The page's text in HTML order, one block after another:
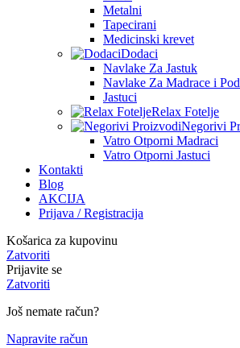
Metalni
Tapecirani
Medicinski krevet
Dodaci
Navlake Za Jastuk
Navlake Za Madrace i
Jastuci
Relax Fotelje
Negorivi
Vatro Otporni Madraci
Vatro Otporni Jastuci
Kontakti
Blog
AKCIJA
Prijava / Registracija
Košarica za kupovinu
Zatvoriti
Prijavite se
Zatvoriti
Još nemate račun?
Napravite račun